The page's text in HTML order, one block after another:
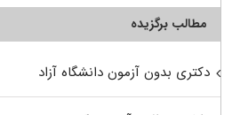
مطالب برگزیده
دکتری بدون آزمون دانشگاه آزاد